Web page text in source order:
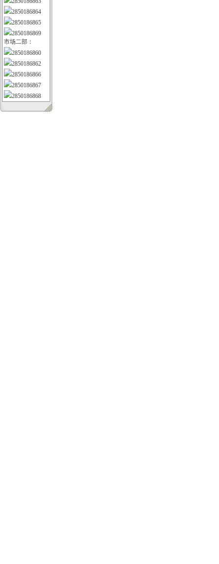
2850186864
2850186865
2850186869
市场二部：
2850186860
2850186862
2850186866
2850186867
2850186868